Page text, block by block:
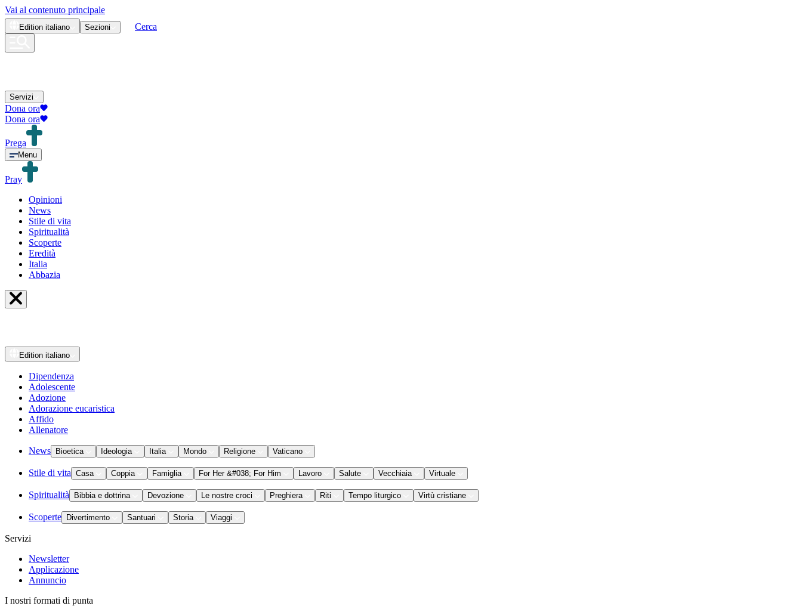
Vai al contenuto principale
Edition italiano Sezioni Cerca
Servizi
Dona ora
Dona ora
Prega
Menu
Pray
Opinioni
News
Stile di vita
Spiritualità
Scoperte
Eredità
Italia
Abbazia
Edition italiano
Dipendenza
Adolescente
Adozione
Adorazione eucaristica
Affido
Allenatore
News Bioetica Ideologia Italia Mondo Religione Vaticano
Stile di vita Casa Coppia Famiglia For Her &#038; For Him Lavoro Salute Vecchiaia Virtuale
Spiritualità Bibbia e dottrina Devozione Le nostre croci Preghiera Riti Tempo liturgico Virtù cristiane
Scoperte Divertimento Santuari Storia Viaggi
Servizi
Newsletter
Applicazione
Annuncio
I nostri formati di punta